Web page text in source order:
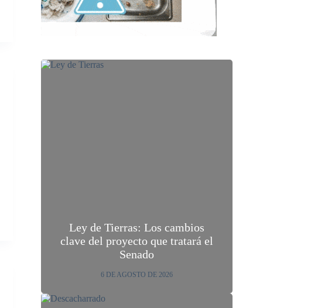
Ley de Tierras: Los cambios
clave del proyecto que tratará el
Senado
6 DE AGOSTO DE 2026